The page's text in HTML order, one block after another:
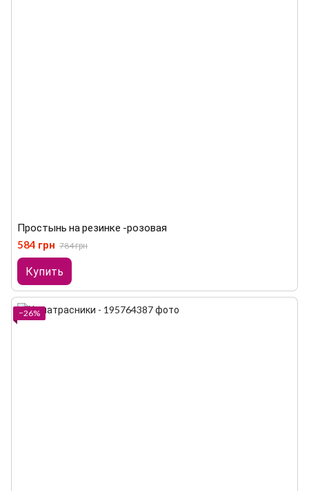
Простынь на резинке -розовая
584 грн 784 грн
Купить
−26%